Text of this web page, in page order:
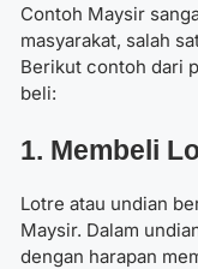
Contoh Maysir
masyarakat, salah
Berikut contoh dari
beli:
1. Membeli
Lotre atau undian
Maysir. Dalam
dengan harapan